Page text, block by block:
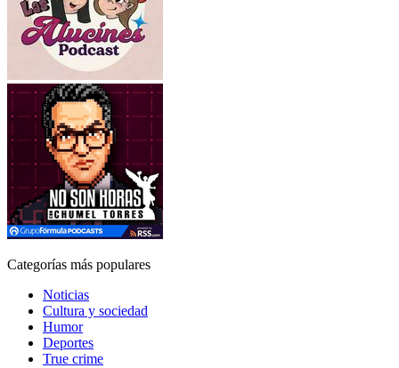
Categorías más populares
Noticias
Cultura y sociedad
Humor
Deportes
True crime